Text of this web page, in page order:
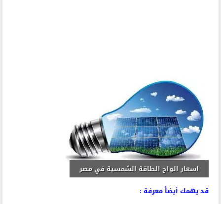
اسعار الواح الطاقة الشمسية في مصر
قد يهمك أيضاً معرفة :